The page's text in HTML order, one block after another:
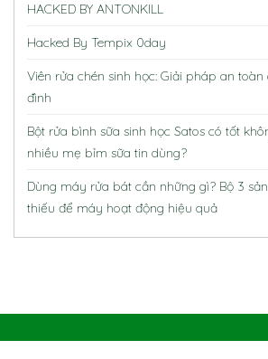
HACKED BY ANTONKILL
Hacked By Tempix 0day
Viên rửa chén sinh học: Giải pháp an toàn
đình
Bột rửa bình sữa sinh học Satos có tốt
nhiều mẹ bỉm sữa tin dùng?
Dùng máy rửa bát cần những gì? Bộ 3
thiếu để máy hoạt động hiệu quả